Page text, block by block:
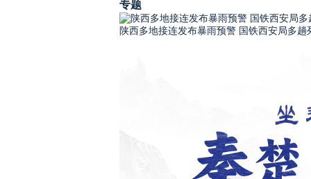
专题
陕西多地接连发布暴雨预警 国铁西安局多趟